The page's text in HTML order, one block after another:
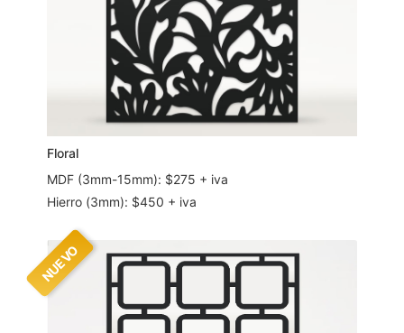
Floral
MDF (3mm-15mm): $275 + iva
Hierro (3mm): $450 + iva
NUEVO